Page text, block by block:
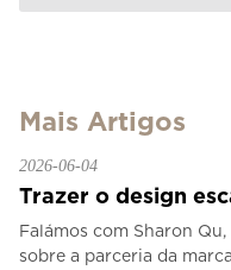
Mais Artigos
2026-06-04
Trazer o design
Falámos com Sharon
sobre a parceria da